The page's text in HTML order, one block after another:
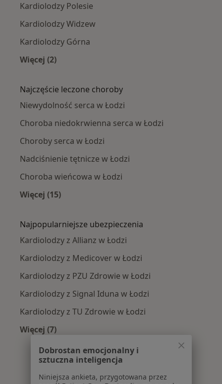
Kardiolodzy Polesie
Kardiolodzy Widzew
Kardiolodzy Górna
Więcej (2)
Najczęście leczone choroby
Niewydolność serca w Łodzi
Choroba niedokrwienna serca w Łodzi
Choroby serca w Łodzi
Nadciśnienie tętnicze w Łodzi
Choroba wieńcowa w Łodzi
Więcej (15)
Najpopularniejsze ubezpieczenia
Kardiolodzy z Allianz w Łodzi
Kardiolodzy z Medicover w Łodzi
Kardiolodzy z PZU Zdrowie w Łodzi
Kardiolodzy z Signal Iduna w Łodzi
Kardiolodzy z TU Zdrowie w Łodzi
Więcej (7)
Więcej w kategorii: Najpopularniejsze
Dobrostan emocjonalny i
sztuczna inteligencja
Niniejsza ankieta, przygotowana przez